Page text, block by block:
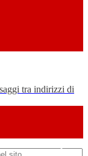
tra indirizzi di